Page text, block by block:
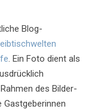
Blog-
. Ein Foto dient als
des Bilder-
Gastgeberinnen